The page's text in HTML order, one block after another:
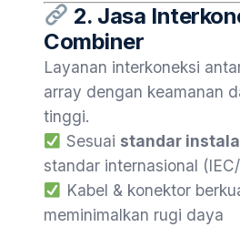
2. Jasa
Combiner
Layanan interkoneksi
array dengan keamanan
tinggi.
Sesuai standar
standar internasional
Kabel & konektor
meminimalkan rugi daya